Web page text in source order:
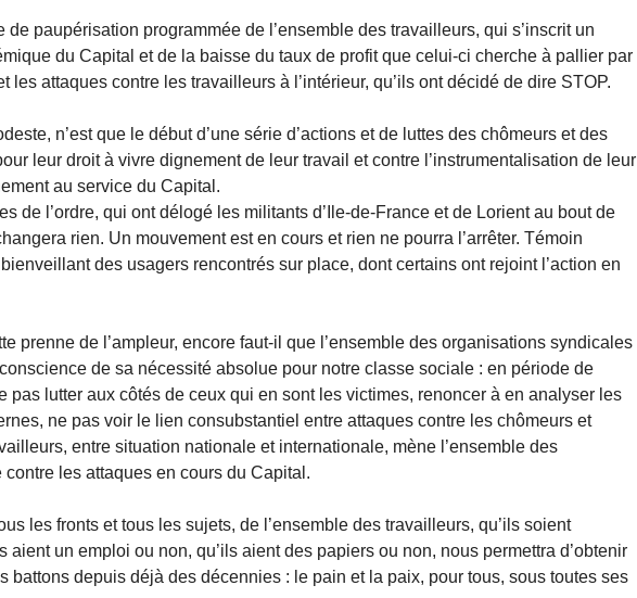
de paupérisation programmée de l’ensemble des travailleurs, qui s’inscrit un
du Capital et de la baisse du taux de profit que celui-ci cherche à pallier par
les attaques contre les travailleurs à l’intérieur, qu’ils ont décidé de dire STOP.
n’est que le début d’une série d’actions et de luttes des chômeurs et des
leur droit à vivre dignement de leur travail et contre l’instrumentalisation de leur
au service du Capital.
de l’ordre, qui ont délogé les militants d’Ile-de-France et de Lorient au bout de
rien. Un mouvement est en cours et rien ne pourra l’arrêter. Témoin
bienveillant des usagers rencontrés sur place, dont certains ont rejoint l’action en
prenne de l’ampleur, encore faut-il que l’ensemble des organisations syndicales
de sa nécessité absolue pour notre classe sociale : en période de
pas lutter aux côtés de ceux qui en sont les victimes, renoncer à en analyser les
ne pas voir le lien consubstantiel entre attaques contre les chômeurs et
entre situation nationale et internationale, mène l’ensemble des
les attaques en cours du Capital.
les fronts et tous les sujets, de l’ensemble des travailleurs, qu’ils soient
aient un emploi ou non, qu’ils aient des papiers ou non, nous permettra d’obtenir
battons depuis déjà des décennies : le pain et la paix, pour tous, sous toutes ses